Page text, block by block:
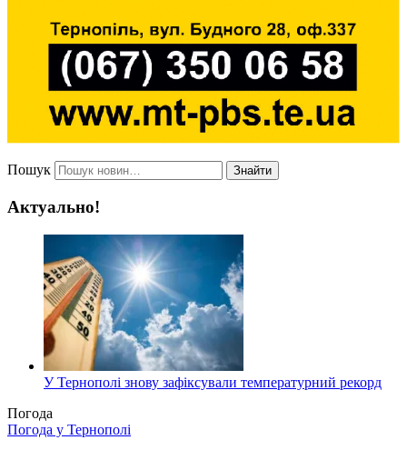
Пошук Знайти
Актуально!
У Тернополі знову зафіксували температурний рекорд
Погода
Погода у Тернополі